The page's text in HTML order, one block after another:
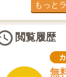
もっと
閲覧履歴
無